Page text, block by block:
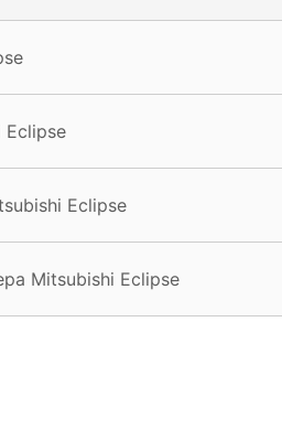
Eclipse
Eclipse
Mitsubishi Eclipse